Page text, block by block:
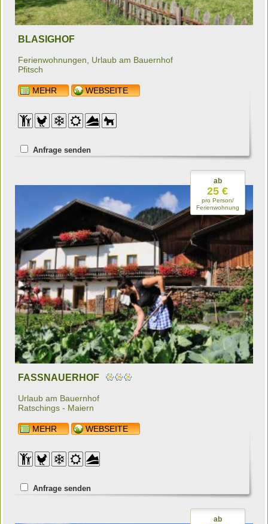
BLASIGHOF
Ferienwohnungen, Urlaub am Bauernhof
Pfitsch
MEHR WEBSEITE
Anfrage senden
FASSNAUERHOF
Urlaub am Bauernhof
Ratschings - Maiern
MEHR WEBSEITE
Anfrage senden
ab
25 €
pro Person/
Ferienwohnung
ab